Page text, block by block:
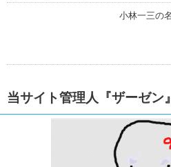
小林一三の
当サイト管理人『ザーゼン』